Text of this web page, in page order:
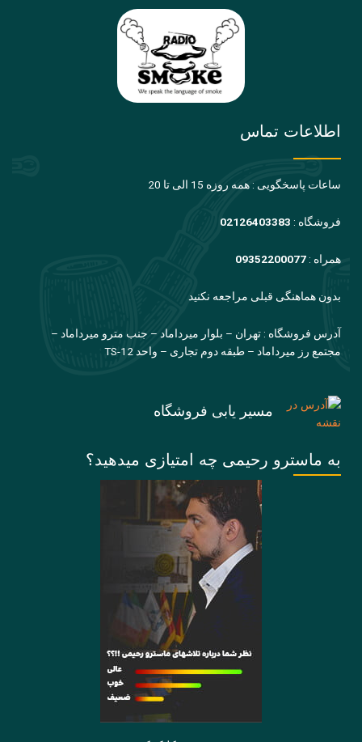
اطلاعات تماس
ساعات پاسخگویی : همه روزه 15 الی تا 20
فروشگاه : 02126403383
همراه : 09352200077
بدون هماهنگی قبلی مراجعه نکنید
آدرس فروشگاه : تهران – بلوار میرداماد – جنب مترو میرداماد –
مجتمع رز میرداماد – طبقه دوم تجاری – واحد TS-12
مسیر یابی فروشگاه
به ماسترو رحیمی چه امتیازی میدهید؟